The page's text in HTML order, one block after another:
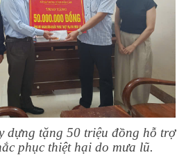
dựng tặng 50 triệu đồng hỗ trợ
phục thiệt hại do mưa lũ.